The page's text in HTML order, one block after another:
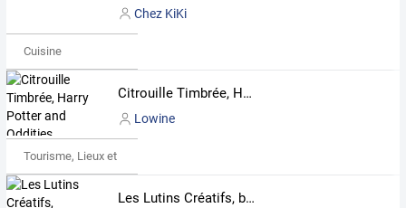
Chez KiKi
Cuisine
Citrouille Timbrée, Harry Potter and Oddities
Lowine
Tourisme, Lieux et Événements
Les Lutins Créatifs, bricolage pour enfants.